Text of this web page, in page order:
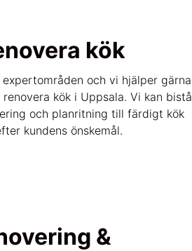
kök
och vi hjälper gärna
kök i Uppsala. Vi kan bistå
och planritning till färdigt kök
kundens önskemål.
&